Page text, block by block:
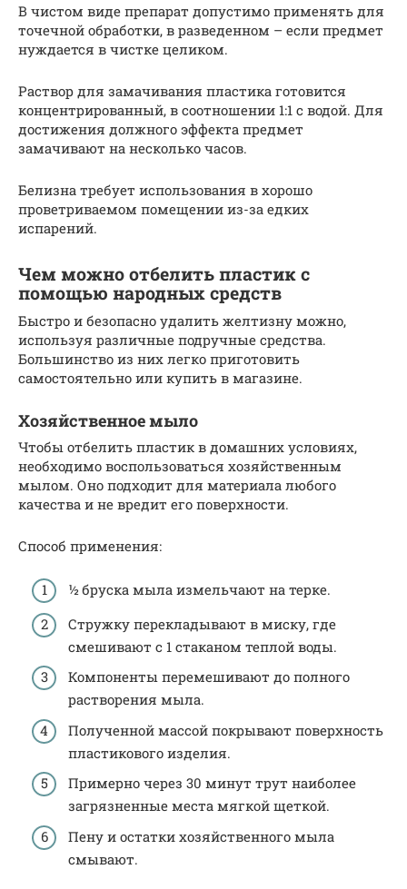
В чистом виде препарат допустимо применять для
точечной обработки, в разведенном – если предмет
нуждается в чистке целиком.
Раствор для замачивания пластика готовится
концентрированный, в соотношении 1:1 с водой. Для
достижения должного эффекта предмет
замачивают на несколько часов.
Белизна требует использования в хорошо
проветриваемом помещении из-за едких
испарений.
Чем можно отбелить пластик с
помощью народных средств
Быстро и безопасно удалить желтизну можно,
используя различные подручные средства.
Большинство из них легко приготовить
самостоятельно или купить в магазине.
Хозяйственное мыло
Чтобы отбелить пластик в домашних условиях,
необходимо воспользоваться хозяйственным
мылом. Оно подходит для материала любого
качества и не вредит его поверхности.
Способ применения:
½ бруска мыла измельчают на терке.
Стружку перекладывают в миску, где
смешивают с 1 стаканом теплой воды.
Компоненты перемешивают до полного
растворения мыла.
Полученной массой покрывают поверхность
пластикового изделия.
Примерно через 30 минут трут наиболее
загрязненные места мягкой щеткой.
Пену и остатки хозяйственного мыла
смывают.